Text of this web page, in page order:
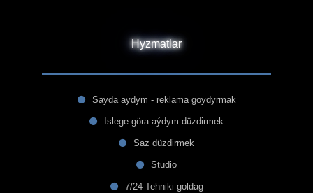
Hyzmatlar
Sayda aydym - reklama goydyrmak
Islege göra aýdym düzdirmek
Saz düzdirmek
Studio
7/24 Tehniki goldag